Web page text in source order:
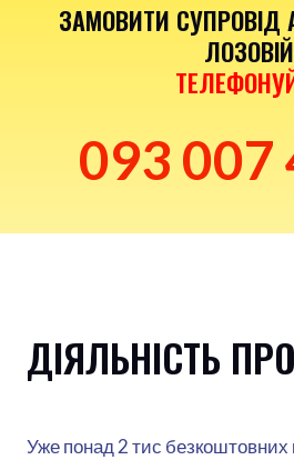
ЗАМОВИТИ СУПРОВІД
ЛОЗОВІЙ
093 007
ДІЯЛЬНІСТЬ
Уже понад 2 тис безкоштовних